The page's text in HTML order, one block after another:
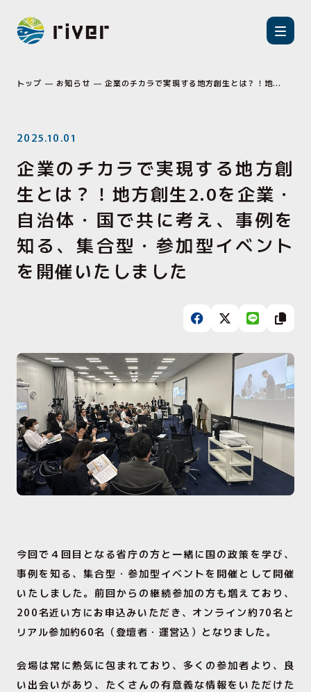
トップ お知らせ 企業のチカラで実現する地方創生とは？！地...
2025.10.01
企業のチカラで実現する地方創
生とは？！地方創生2.0を企業・
自治体・国で共に考え、事例を
知る、集合型・参加型イベント
を開催いたしました
今回で４回目となる省庁の方と一緒に国の政策を学び、
事例を知る、集合型・参加型イベントを開催として開催
いたしました。前回からの継続参加の方も増えており、
200名近い方にお申込みいただき、オンライン約70名と
リアル参加約60名（登壇者・運営込）となりました。
会場は常に熱気に包まれており、多くの参加者より、良
い出会いがあり、たくさんの有意義な情報をいただけた